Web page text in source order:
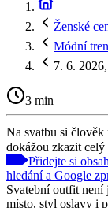
Ženské
Módní
7. 6.
3 min
Na svatbu si
dokážou zkazit celý
Přidejte si
hledání a Google
Svatební outfit není
místo, styl oslavy i